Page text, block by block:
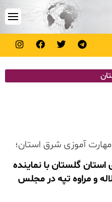
آموزی شرق استان؛
گلستان با نماینده
و مراوه تپه در مجلس